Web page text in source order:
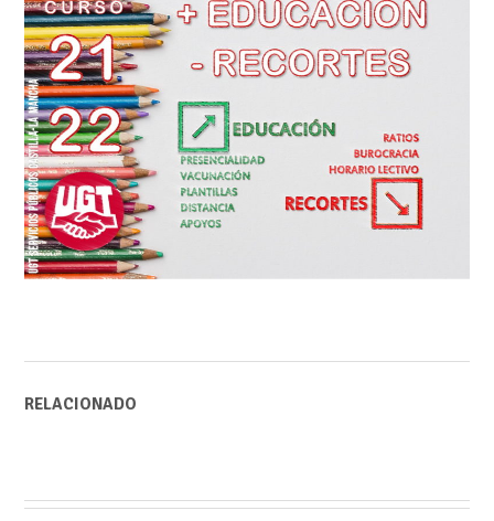
RELACIONADO